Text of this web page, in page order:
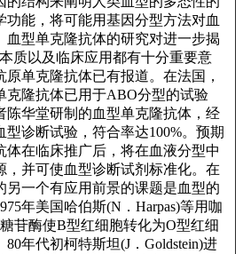
功能，将可能用基因分型方法对血
血型单克隆抗体的研究对进一步揭
质以及临床应用都有十分重要意
原单克隆抗体已有报道。在法国，
克隆抗体已用于ABO分型的试验
陈华堂研制的血型单克隆抗体，经
型诊断试验，符合率达100%。预期
体在临床推广后，将在血液分型中
，并可使血型诊断试剂标准化。在
另一个有应用前景的课题是血型的
年美国哈伯斯(N．Harpas)等用咖
苷酶使B型红细胞转化为O型红细
80年代初柯特斯坦(J．Goldstein)进